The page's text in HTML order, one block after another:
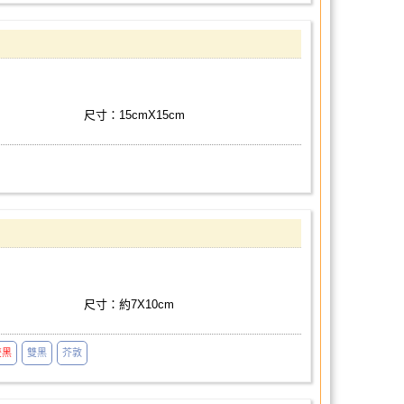
尺寸：15cmX15cm
尺寸：約7X10cm
黑 雙黑 芥敦